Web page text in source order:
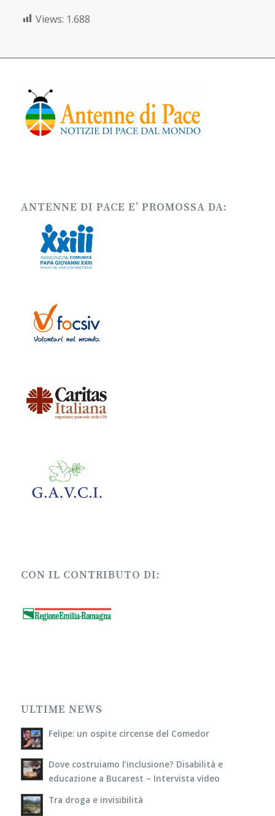
Views: 1.688
ANTENNE DI PACE E’ PROMOSSA DA:
CON IL CONTRIBUTO DI:
ULTIME NEWS
Felipe: un ospite circense del Comedor
Dove costruiamo l’inclusione? Disabilità e
educazione a Bucarest – Intervista video
Tra droga e invisibilità